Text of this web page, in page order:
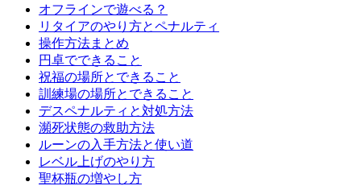
オフラインで遊べる？
リタイアのやり方とペナルティ
操作方法まとめ
円卓でできること
祝福の場所とできること
訓練場の場所とできること
デスペナルティと対処方法
瀕死状態の救助方法
ルーンの入手方法と使い道
レベル上げのやり方
聖杯瓶の増やし方